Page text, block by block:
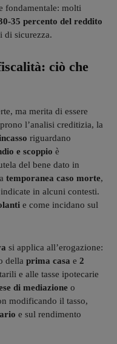
fondamentale: molti
35 percento del reddito
di sicurezza.
ciò che
ma merita di essere
l’analisi creditizia, la
riguardano
e scoppio è
del bene dato in
temporanea caso morte,
in alcuni contesti.
e come incidano sul
si applica all’erogazione:
della prima casa e 2
e alle tasse ipotecarie
di mediazione o
modificando il tasso,
e sul rendimento